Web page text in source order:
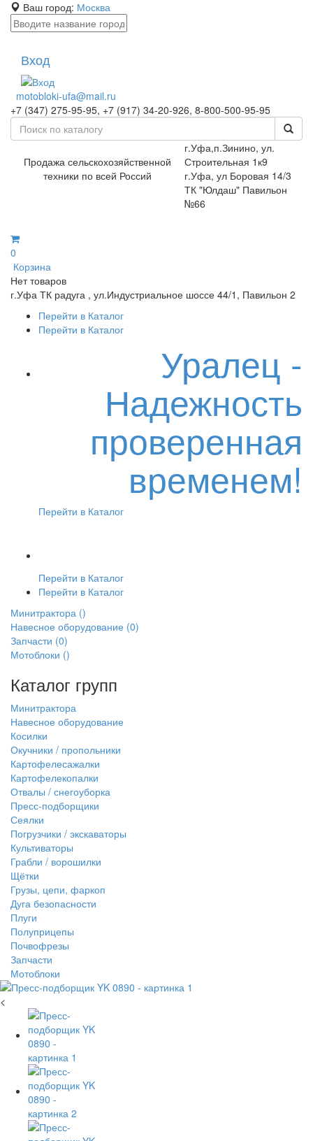
Ваш город: Москва
Вход
motobloki-ufa@mail.ru
+7 (347) 275-95-95, +7 (917) 34-20-926, 8-800-500-95-95
Продажа сельскохозяйственной
техники по всей Россий
г.Уфа,п.Зинино, ул.
Строительная 1к9
г.Уфа, ул Боровая 14/3
ТК "Юлдаш" Павильон
№66
0
Корзина
Нет товаров
г.Уфа ТК радуга , ул.Индустриальное шоссе 44/1, Павильон 2
Перейти в Каталог
Перейти в Каталог
Уралец -
Надежность
проверенная
временем!
Перейти в Каталог
Перейти в Каталог
Перейти в Каталог
Минитрактора ()
Навесное оборудование (0)
Запчасти (0)
Мотоблоки ()
Каталог групп
Минитрактора
Навесное оборудование
Косилки
Окучники / пропольники
Картофелесажалки
Картофелекопалки
Отвалы / снегоуборка
Пресс-подборщики
Сеялки
Погрузчики / экскаваторы
Культиваторы
Грабли / ворошилки
Щётки
Грузы, цепи, фаркоп
Дуга безопасности
Плуги
Полуприцепы
Почвофрезы
Запчасти
Мотоблоки
<